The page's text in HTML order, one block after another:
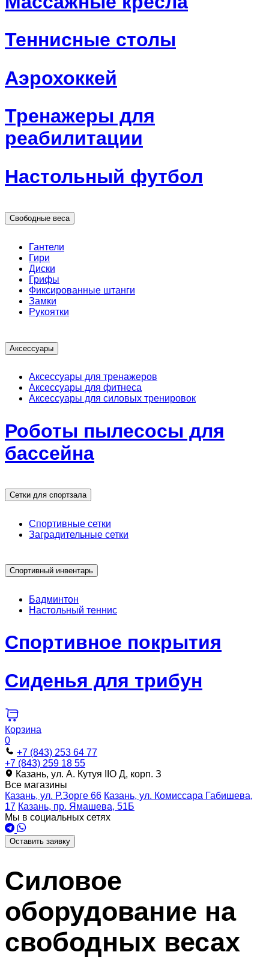
Теннисные столы
Аэрохоккей
Тренажеры для
реабилитации
Настольный футбол
Свободные веса
Гантели
Гири
Диски
Грифы
Фиксированные штанги
Замки
Рукоятки
Аксессуары
Аксессуары для тренажеров
Аксессуары для фитнеса
Аксессуары для силовых тренировок
Роботы пылесосы для
бассейна
Сетки для спортзала
Спортивные сетки
Заградительные сетки
Спортивный инвентарь
Бадминтон
Настольный теннис
Спортивное покрытия
Сиденья для трибун
Корзина
0
+7 (843) 253 64 77
+7 (843) 259 18 55
Казань, ул. А. Кутуя IIO Д, корп. З
Все магазины
Казань, ул. Р.Зорге 66 Казань, ул. Комиссара Габишева,
17 Казань, пр. Ямашева, 51Б
Мы в социальных сетях
Оставить заявку
Силовое
оборудование на
свободных весах